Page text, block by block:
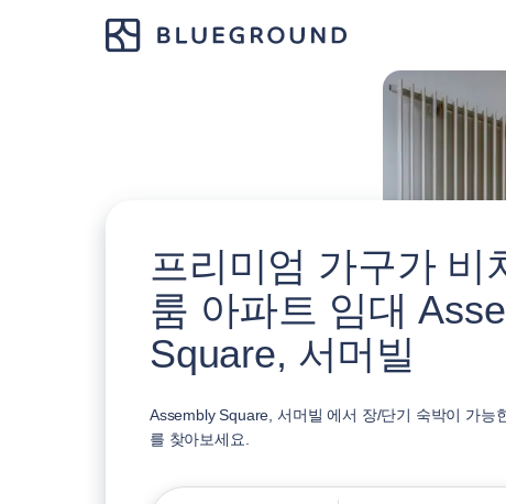
프리미엄 가구가 비
룸 아파트 임대
Square, 서머빌
Assembly Square, 서머빌 에서 장/단기 숙박이 가능
를 찾아보세요.